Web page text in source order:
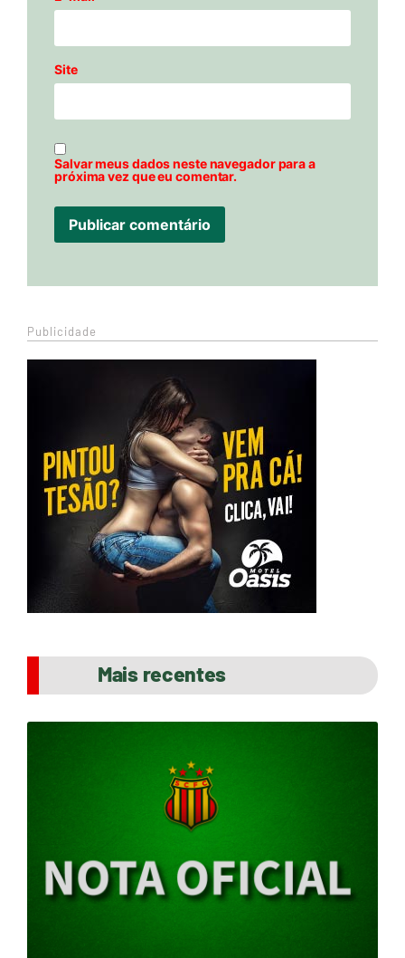
Site
Salvar meus dados neste navegador para a
próxima vez que eu comentar.
Publicidade
Mais recentes